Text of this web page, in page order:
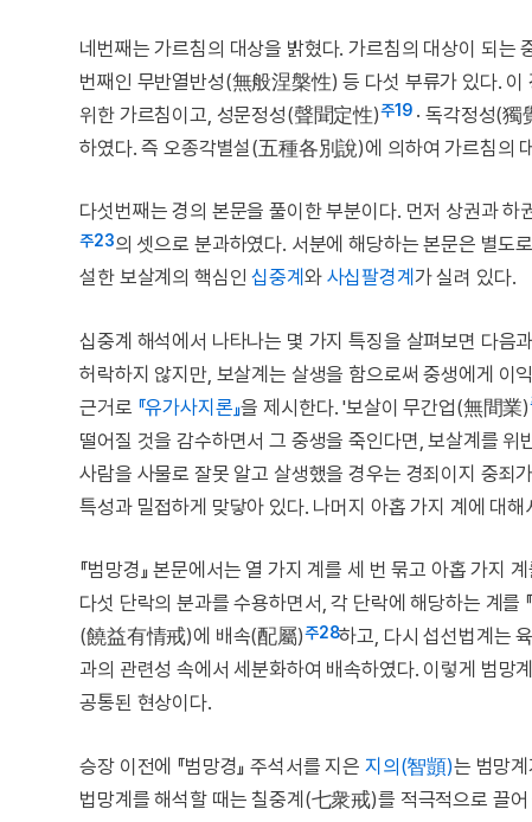
네번째는 가르침의 대상을 밝혔다. 가르침의 대상이 되
번째인 무반열반성(無般涅槃性) 등 다섯 부류가 있다.
위한 가르침이고, 성문정성(聲聞定性)주19· 독각정성(獨
하였다. 즉 오종각별설(五種各別說)에 의하여 가르침의
다섯번째는 경의 본문을 풀이한 부분이다. 먼저 상권과
주23의 셋으로 분과하였다. 서분에 해당하는 본문은 별도
설한 보살계의 핵심인십중계 와 사십팔경계 가 실려 있다.
십중계 해석에서 나타나는 몇 가지 특징을 살펴보면 다음
허락하지 않지만, 보살계는 살생을 함으로써 중생에게 이
근거로 『유가사지론』을 제시한다. '보살이 무간업(無間業)
떨어질 것을 감수하면서 그 중생을 죽인다면, 보살계를
사람을 사물로 잘못 알고 살생했을 경우는 경죄이지 중죄
특성과 밀접하게 맞닿아 있다. 나머지 아홉 가지 계에 대해
『범망경』 본문에서는 열 가지 계를 세 번 묶고 아홉 가지
다섯 단락의 분과를 수용하면서, 각 단락에 해당하는 계를 『
(饒益有情戒)에 배속(配屬)주28하고, 다시 섭선법계는
과의 관련성 속에서 세분화하여 배속하였다. 이렇게 범망
공통된 현상이다.
승장 이전에 『범망경』 주석서를 지은 지의(智顗)는 범망
법망계를 해석할 때는 칠중계(七衆戒)를 적극적으로 끌